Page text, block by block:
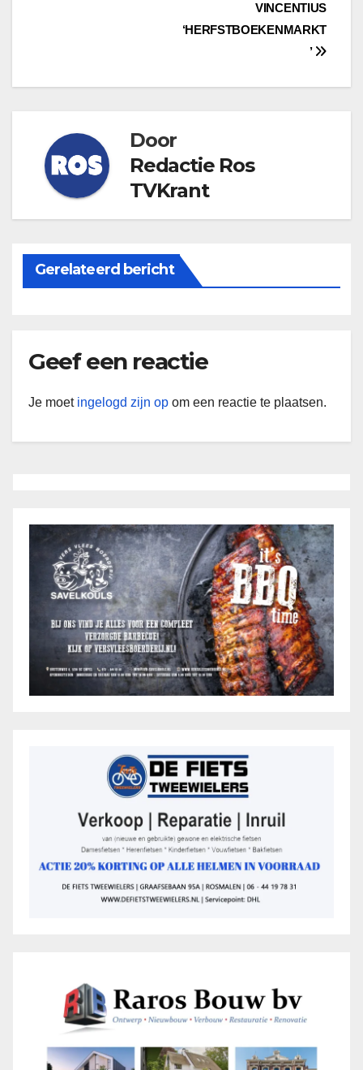
VINCENTIUS
‘HERFSTBOEKENMARKT
’
Door
Redactie Ros
TVKrant
Gerelateerd bericht
Geef een reactie
Je moet ingelogd zijn op om een reactie te plaatsen.